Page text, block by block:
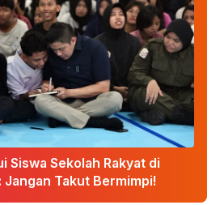
Siswa Sekolah Rakyat di
Jangan Takut Bermimpi!